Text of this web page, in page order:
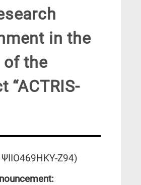
in the
of the
“ACTRIS-
Ζ94)